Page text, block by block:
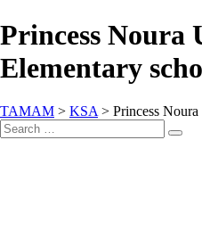
Princess Noura
Elementary
TAMAM > KSA > Princess